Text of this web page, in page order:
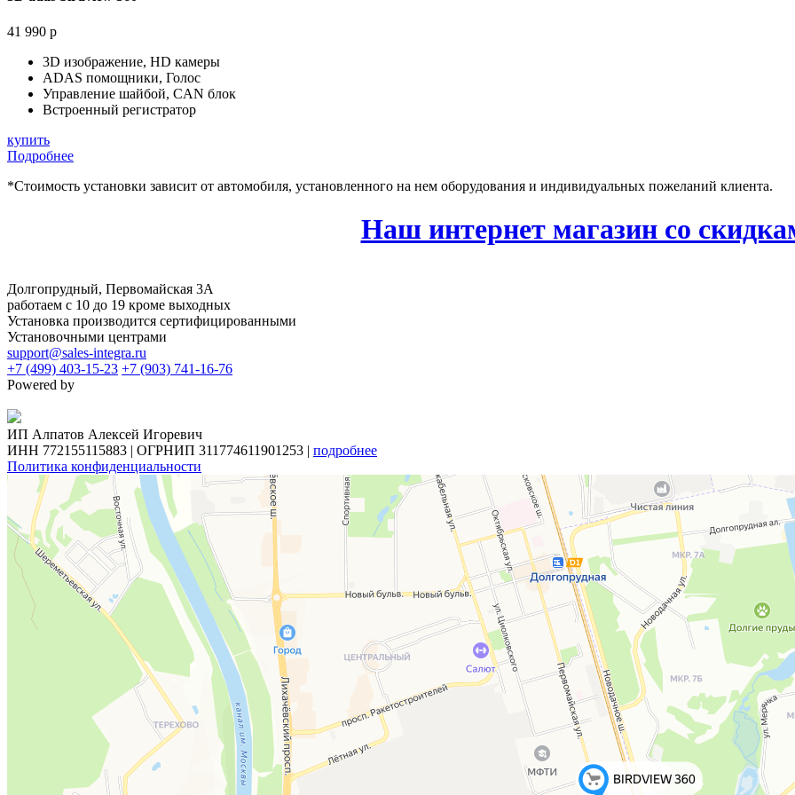
41 990 р
3D изображение, HD камеры
ADAS помощники, Голос
Управление шайбой, CAN блок
Встроенный регистратор
купить
Подробнее
*Стоимость установки зависит от автомобиля, установленного на нем оборудования и индивидуальных пожеланий клиента.
Наш интернет магазин со
Долгопрудный, Первомайская 3А
работаем с 10 до 19 кроме выходных
Установка производится сертифицированными
Установочными центрами
support@sales-integra.ru
+7 (499) 403-15-23 +7 (903) 741-16-76
Powered by
ИП Алпатов Алексей Игоревич
ИНН 772155115883 | ОГРНИП 311774611901253 | подробнее
Политика конфиденциальности